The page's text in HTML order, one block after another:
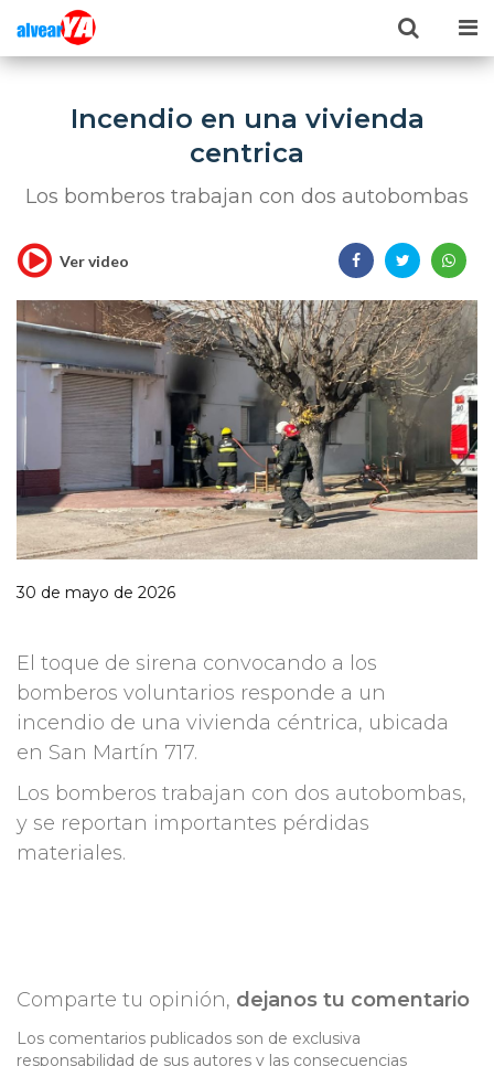
Incendio en una vivienda
centrica
Los bomberos trabajan con dos autobombas
Ver video
30 de mayo de 2026
El toque de sirena convocando a los
bomberos voluntarios responde a un
incendio de una vivienda céntrica, ubicada
en San Martín 717.
Los bomberos trabajan con dos autobombas,
y se reportan importantes pérdidas
materiales.
Comparte tu opinión, dejanos tu comentario
Los comentarios publicados son de exclusiva
responsabilidad de sus autores y las consecuencias